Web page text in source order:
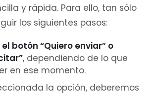
y rápida. Para ello, tan sólo
los siguientes pasos:
botón “Quiero enviar” o
, dependiendo de lo que
en ese momento.
la opción, deberemos